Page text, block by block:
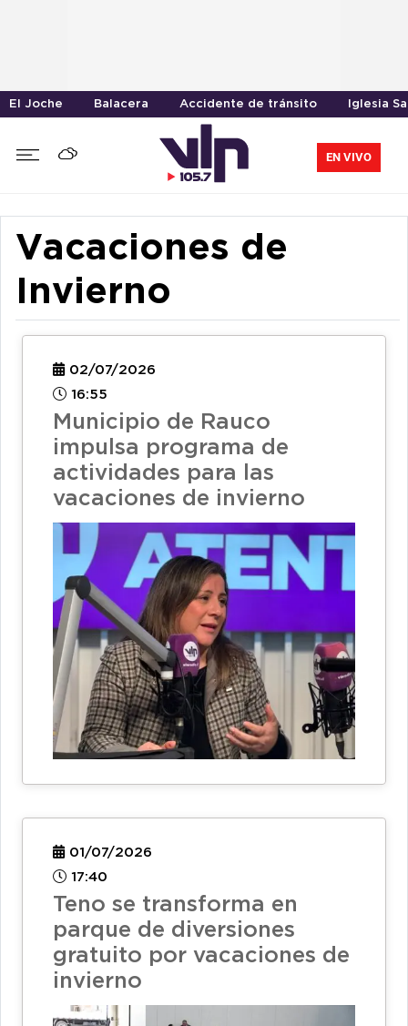
El Joche Balacera Accidente de tránsito Iglesia
EN VIVO
Vacaciones de
Invierno
02/07/2026
16:55
Municipio de Rauco
impulsa programa de
actividades para las
vacaciones de invierno
01/07/2026
17:40
Teno se transforma en
parque de diversiones
gratuito por vacaciones de
invierno